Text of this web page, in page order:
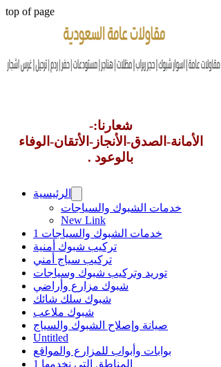
top of page
شعارنا:-
الأمانة-الصدق-الأنجاز-الأتقان-الوفاء
بالوعود .
الرئيسية
خدمات الشبوك والسياجات
New Link
خدمات الشبوك والسياجات 1
تركيب شبوك أمنية
تركيب سياج أمني
توريد وتركيب شبوك وسياجات
شبوك مزارع وأراضي
شبوك سلك شائك
شبوك ملاعب
صيانة وإصلاح الشبوك والسياج
Untitled
بوابات وأبواب للمزارع والمواقع
المناطق التي نخدمها 1